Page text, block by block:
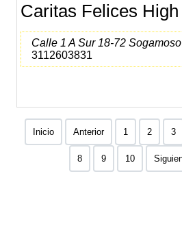
Caritas Felices
Calle 1 A Sur 18-72 Sogamoso
3112603831
Inicio Anterior 1 2 3
8 9 10